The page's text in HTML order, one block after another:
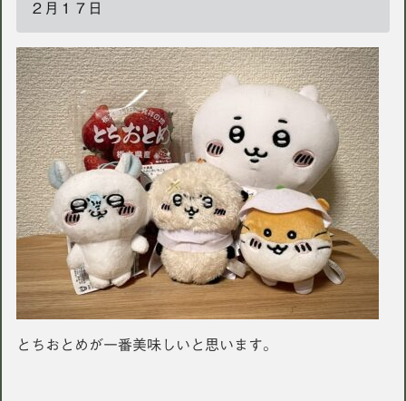
２月１７日
とちおとめが一番美味しいと思います。